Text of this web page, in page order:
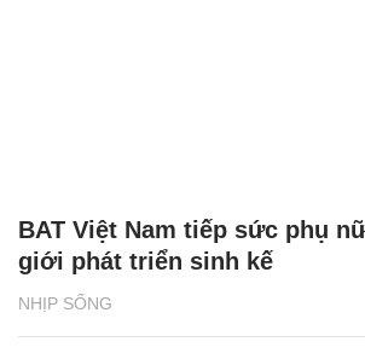
NHỊP SỐNG
BAT Việt Nam tiếp sức phụ
giới phát triển sinh kế